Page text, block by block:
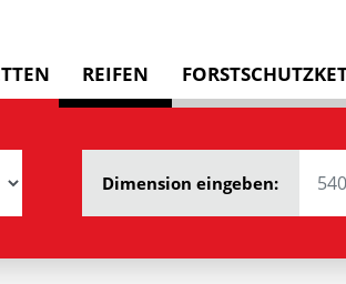
REIFEN
Dimension eingeben: